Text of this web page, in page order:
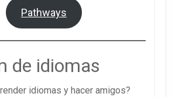
Pathways
de idiomas
idiomas y hacer amigos?